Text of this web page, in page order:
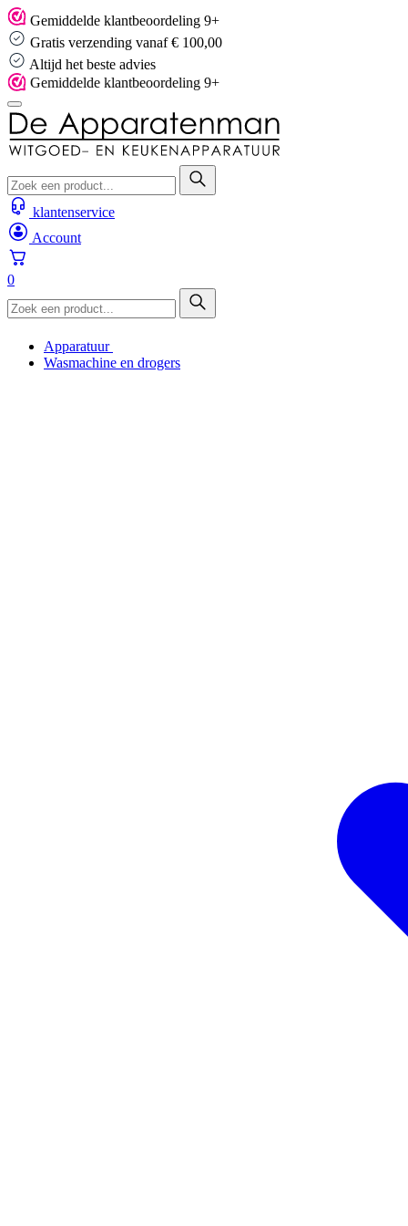
Skip
to
content
Gemiddelde klantbeoordeling 9+
Gratis verzending vanaf € 100,00
Altijd het beste advies
Gemiddelde klantbeoordeling 9+
klantenservice
Account
0
Apparatuur
Wasmachine en drogers